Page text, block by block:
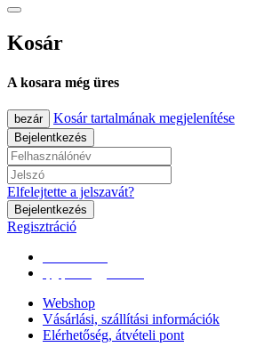
Kosár
A kosara még üres
bezár Kosár tartalmának megjelenítése
Bejelentkezés
Elfelejtette a jelszavát?
Bejelentkezés
Regisztráció
Webshop
Vásárlási, szállítási információk
Elérhetőség, átvételi pont